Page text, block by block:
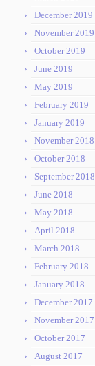
December 2019
November 2019
October 2019
June 2019
May 2019
February 2019
January 2019
November 2018
October 2018
September 2018
June 2018
May 2018
April 2018
March 2018
February 2018
January 2018
December 2017
November 2017
October 2017
August 2017